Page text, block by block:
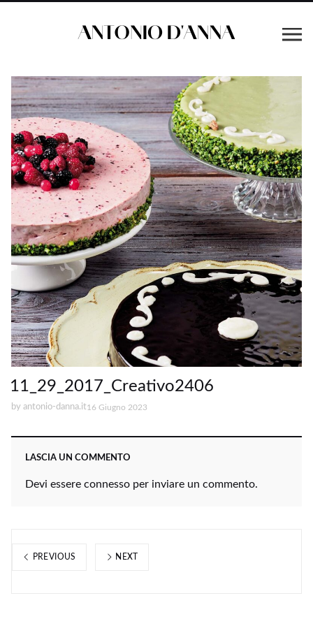
11_29_2017_Creativo2406
by antonio-danna.it16 Giugno 2023
LASCIA UN COMMENTO
Devi essere connesso per inviare un commento.
PREVIOUS NEXT